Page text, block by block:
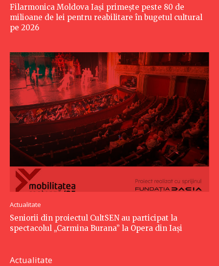
Filarmonica Moldova Iași primește peste 80 de
milioane de lei pentru reabilitare în bugetul cultural
pe 2026
Actualitate
Seniorii din proiectul CultSEN au participat la
spectacolul „Carmina Burana” la Opera din Iași
Actualitate